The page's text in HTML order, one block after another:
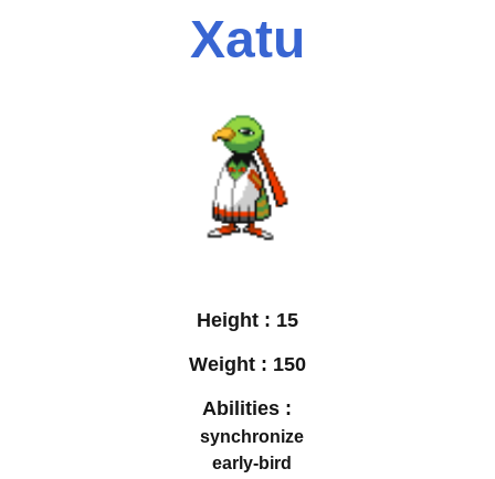
Xatu
Height : 15
Weight : 150
Abilities :
synchronize
early-bird